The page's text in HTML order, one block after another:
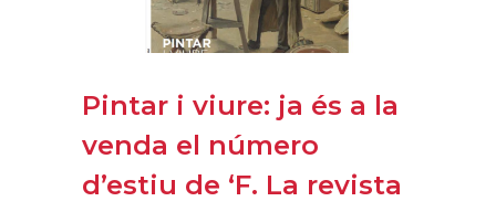
Pintar i viure: ja és a la
venda el número
d’estiu de ‘F. La revista